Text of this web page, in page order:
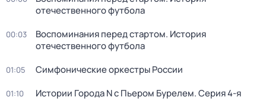
отечественного футбола
00:03
Воспоминания перед стартом. История
отечественного футбола
01:05 Симфонические оркестры России
01:10 Истории Города N с Пьером Бурелем. Серия 4-я